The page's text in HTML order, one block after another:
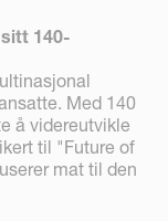
140-
Med 140
å videreutvikle
til "Future of
mat til den